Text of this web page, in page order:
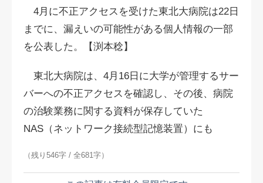
4月に不正アクセスを受けた東北大病院は22日
までに、漏えいの可能性がある個人情報の一部
を公表した。【渕本稔】
東北大病院は、4月16日に大学が管理するサー
バーへの不正アクセスを確認し、その後、病院
の治験業務に関する資料が保存していた
NAS（ネットワーク接続型記憶装置）にも
（残り546字 / 全681字）